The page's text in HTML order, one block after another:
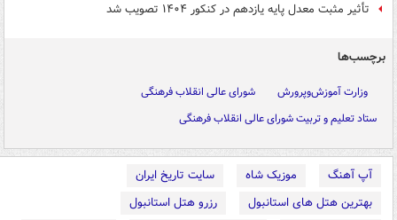
تأثیر مثبت معدل پایه یازدهم در کنکور ۱۴۰۴ تصویب شد
برچسب‌ها
وزارت آموزش‌وپرورش
شورای عالی انقلاب فرهنگی
ستاد تعلیم و تربیت شورای عالی انقلاب فرهنگی
آپ آهنگ موزیک شاه
سایت تاریخ ایران
بهترین هتل های استانبول
رزرو هتل استانبول